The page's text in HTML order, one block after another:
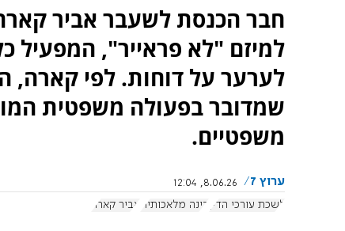
חבר הכנסת לשעבר אביר
למיזם "לא פראייר", המפעיל
לערער על דוחות. לפי
שמדובר בפעולה משפטית
משפטיים.
ערוץ 7
8.06.26, 12:04
לשכת עורכי הדין
בינה מלאכותית אביר קארה